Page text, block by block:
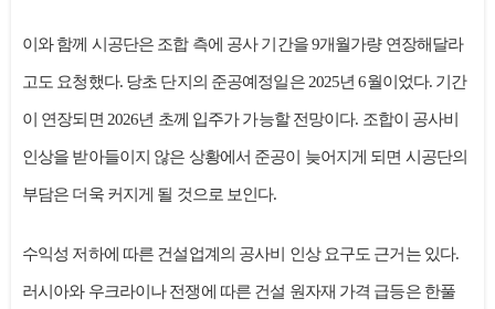
이와 함께 시공단은 조합 측에 공사 기간을 9개월가량 연장해달라
고도 요청했다. 당초 단지의 준공예정일은 2025년 6월이었다. 기간
이 연장되면 2026년 초께 입주가 가능할 전망이다. 조합이 공사비
인상을 받아들이지 않은 상황에서 준공이 늦어지게 되면 시공단의
부담은 더욱 커지게 될 것으로 보인다.
수익성 저하에 따른 건설업계의 공사비 인상 요구도 근거는 있다.
러시아와 우크라이나 전쟁에 따른 건설 원자재 가격 급등은 한풀